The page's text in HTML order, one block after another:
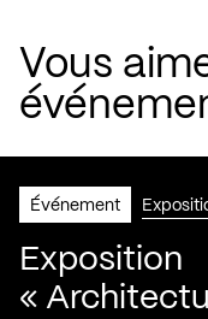
Vous
Événement
Exposition
«